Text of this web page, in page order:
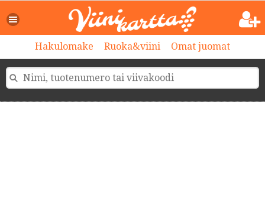
Hakulomake Ruoka&viini Omat juomat